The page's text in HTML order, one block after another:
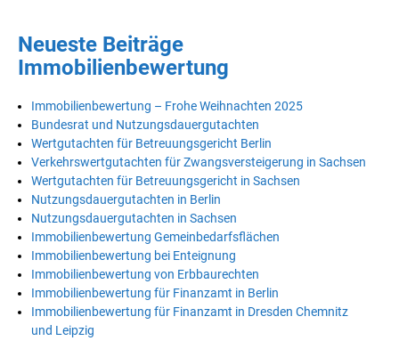
Neueste Beiträge
Immobilienbewertung
Immobilienbewertung – Frohe Weihnachten 2025
Bundesrat und Nutzungsdauergutachten
Wertgutachten für Betreuungsgericht Berlin
Verkehrswertgutachten für Zwangsversteigerung in Sachsen
Wertgutachten für Betreuungsgericht in Sachsen
Nutzungsdauergutachten in Berlin
Nutzungsdauergutachten in Sachsen
Immobilienbewertung Gemeinbedarfsflächen
Immobilienbewertung bei Enteignung
Immobilienbewertung von Erbbaurechten
Immobilienbewertung für Finanzamt in Berlin
Immobilienbewertung für Finanzamt in Dresden Chemnitz
und Leipzig